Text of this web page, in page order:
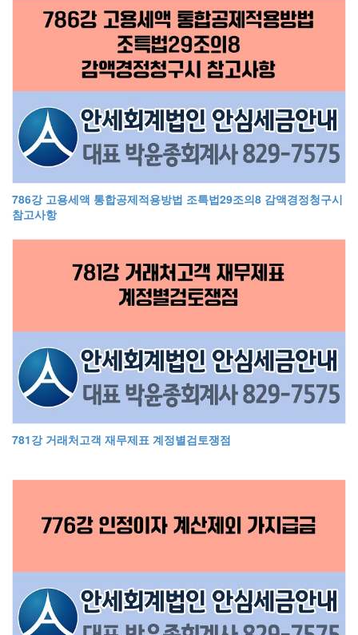
786강 고용세액 통합공제적용방법 조특법29조의8 감액경정청구시
참고사항
781강 거래처고객 재무제표 계정별검토쟁점